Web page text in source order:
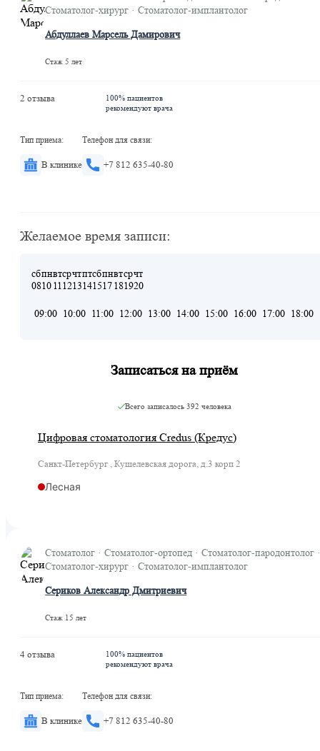
Стоматолог-хирург · Стоматолог-имплантолог
Абдуллаев Марсель Дамирович
Стаж 5 лет
2 отзыва
100% пациентов
рекомендуют врача
Тип приема:
В клинике
Телефон для связи:
+7 812 635-40-80
Желаемое время записи:
сб
08
пн
10
вт
11
ср
12
чт
13
пт
14
сб
15
пн
17
вт
18
ср
19
чт
20
09:00 10:00 11:00 12:00 13:00 14:00 15:00 16:00 17:00 18:00
Записаться на приём
Всего записалось392 человека
Цифровая стоматология Credus (Кредус)
Санкт-Петербург , Кушелевская дорога, д.3 корп 2
Лесная
Стоматолог · Стоматолог-ортопед · Стоматолог-пародонтолог
Стоматолог-хирург · Стоматолог-имплантолог
Сериков Александр Дмитриевич
Стаж 15 лет
4 отзыва
100% пациентов
рекомендуют врача
Тип приема:
В клинике
Телефон для связи:
+7 812 635-40-80